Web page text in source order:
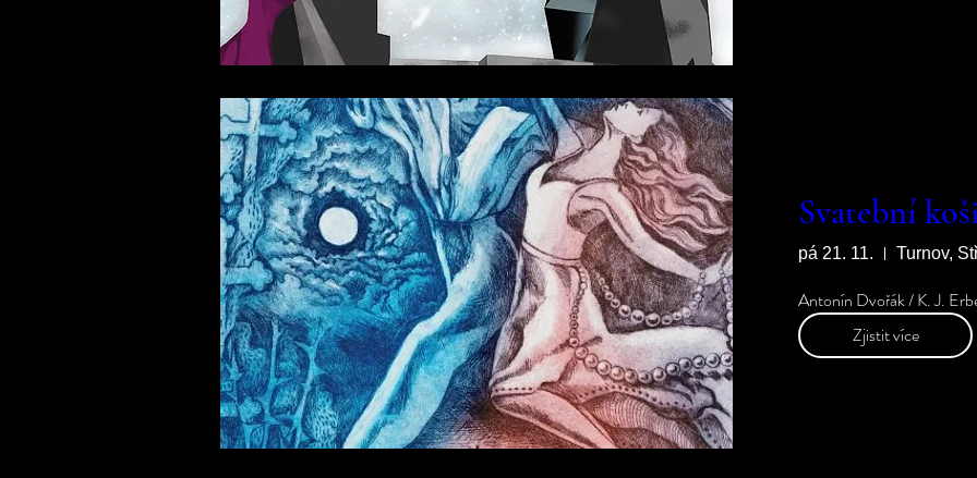
Svatební
pá 21. 11. Turnov,
Antonín Dvořák / K. J.
Zjistit více